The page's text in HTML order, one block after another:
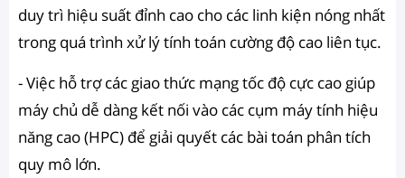
duy trì hiệu suất đỉnh cao cho các linh kiện nóng nhất
trong quá trình xử lý tính toán cường độ cao liên tục.
- Việc hỗ trợ các giao thức mạng tốc độ cực cao giúp
máy chủ dễ dàng kết nối vào các cụm máy tính hiệu
năng cao (HPC) để giải quyết các bài toán phân tích
quy mô lớn.